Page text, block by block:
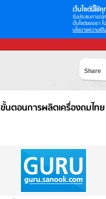
เว็บไซต์นี้ใช้คุ
รับประสบการณ์
เว็บไซต์ของเรา
นโยบายความเป็
Share
ขั้นตอนการผลิตเครื่องถมไทย